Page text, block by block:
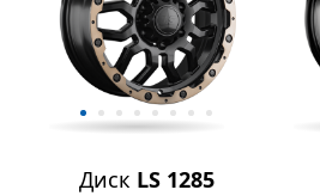
Диск LS 1285